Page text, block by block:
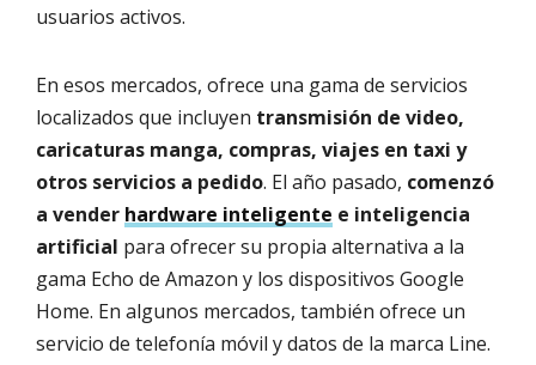
usuarios activos.
En esos mercados, ofrece una gama de servicios
localizados que incluyen transmisión de video,
caricaturas manga, compras, viajes en taxi y
otros servicios a pedido. El año pasado, comenzó
a vender hardware inteligente e inteligencia
artificial para ofrecer su propia alternativa a la
gama Echo de Amazon y los dispositivos Google
Home. En algunos mercados, también ofrece un
servicio de telefonía móvil y datos de la marca Line.